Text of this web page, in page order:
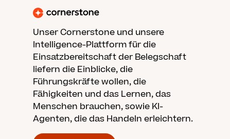
Unser Cornerstone und unsere
Intelligence-Plattform für die
Einsatzbereitschaft der Belegschaft
liefern die Einblicke, die
Führungskräfte wollen, die
Fähigkeiten und das Lernen, das
Menschen brauchen, sowie KI-
Agenten, die das Handeln erleichtern.